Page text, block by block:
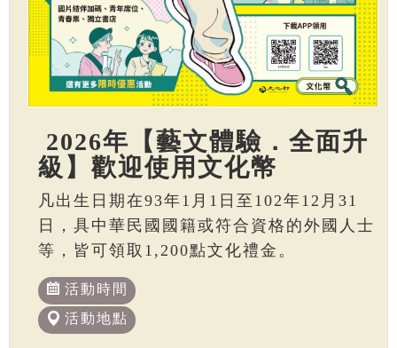
2026年【藝文體驗．全面升
級】歡迎使用文化幣
凡出生日期在93年1月1日至102年12月31
日，具中華民國國籍或符合資格的外國人士
等，皆可領取1,200點文化禮金。
活動時間
活動地點